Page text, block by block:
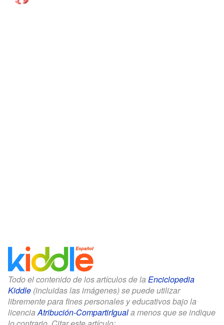
Todo el contenido de los artículos de la Enciclopedia
Kiddle (incluidas las imágenes) se puede utilizar
libremente para fines personales y educativos bajo la
licenciaAtribución-CompartirIguala menos que se indique